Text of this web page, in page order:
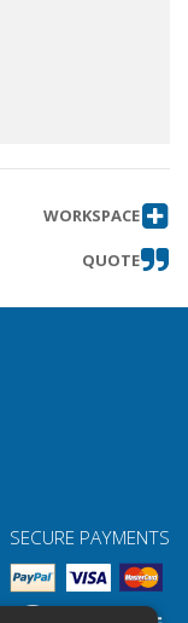
WORKSPACE
QUOTE
SECURE PAYMENTS